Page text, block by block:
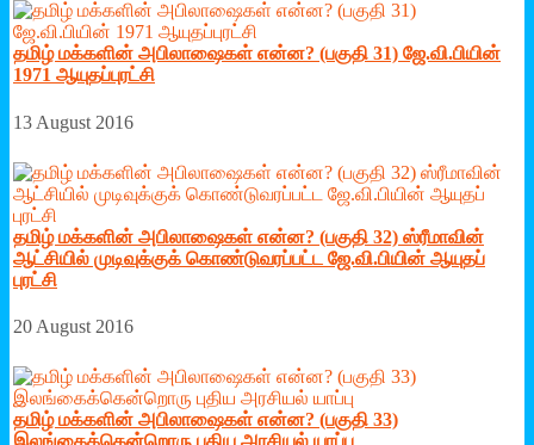
தமிழ் மக்களின் அபிலாஷைகள் என்ன? (பகுதி 31) ஜே.வி.பியின்
1971 ஆயுதப்புரட்சி
13 August 2016
தமிழ் மக்களின் அபிலாஷைகள் என்ன? (பகுதி 32) ஸ்ரீமாவின்
ஆட்சியில் முடிவுக்குக் கொண்டுவரப்பட்ட ஜே.வி.பியின் ஆயுதப்
புரட்சி
20 August 2016
தமிழ் மக்களின் அபிலாஷைகள் என்ன? (பகுதி 33)